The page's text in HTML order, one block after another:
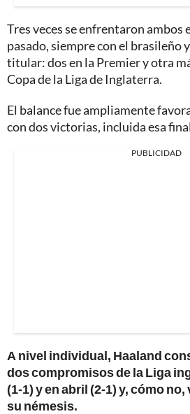
Tres veces se enfrentaron ambos
pasado, siempre con el brasileño
titular: dos en la Premier y otra
Copa de la Liga de Inglaterra.
El balance fue ampliamente
con dos victorias, incluida esa
PUBLICIDAD
A nivel individual, Haaland
dos compromisos de la Liga
(1-1) y en abril (2-1) y, cómo
su némesis.